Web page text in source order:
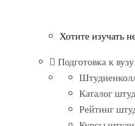
Хотите изучать
Подготовка к вузу
Каталог
Рейтинг